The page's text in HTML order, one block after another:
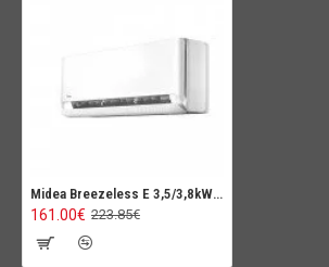
Midea Breezeless E 3,5/3,8kW Multisplit iekštelpu bloks
161.00€ 223.85€